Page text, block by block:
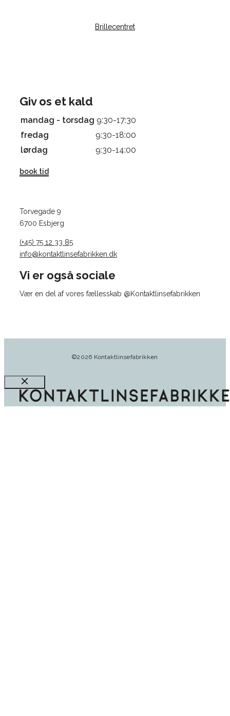
Brillecentret
Giv os et kald
mandag - torsdag 9:30-17:30
fredag
9:30-18:00
lørdag
9:30-14:00
book tid
Torvegade 9
6700 Esbjerg
(+45) 75 12 33 85
info@kontaktlinsefabrikken.dk
Vi er også sociale
Vær en del af vores fællesskab @Kontaktlinsefabrikken
©2026 Kontaktlinsefabrikken
Luk